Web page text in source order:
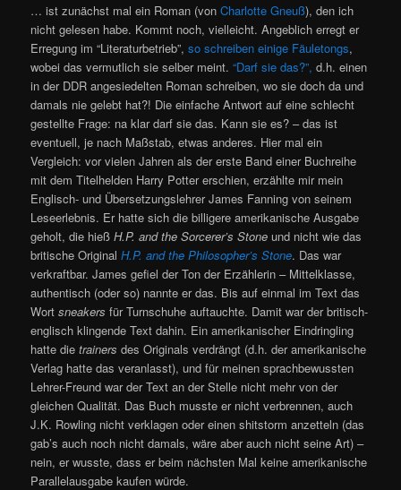
… ist zunächst mal ein Roman (vonCharlotte Gneuß), den ich
nicht gelesen habe. Kommt noch, vielleicht. Angeblich erregt er
Erregung im “Literaturbetrieb”,so schreiben einige Fäuletongs,
wobei das vermutlich sie selber meint.“Darf sie das?”, d.h. einen
in der DDR angesiedelten Roman schreiben, wo sie doch da und
damals nie gelebt hat?! Die einfache Antwort auf eine schlecht
gestellte Frage: na klar darf sie das. Kann sie es? – das ist
eventuell, je nach Maßstab, etwas anderes. Hier mal ein
Vergleich: vor vielen Jahren als der erste Band einer Buchreihe
mit dem Titelhelden Harry Potter erschien, erzählte mir mein
Englisch- und Übersetzungslehrer James Fanning von seinem
Leseerlebnis. Er hatte sich die billigere amerikanische Ausgabe
geholt, die hießH.P. and the Sorcerer’s Stone und nicht wie das
britische OriginalH.P. and the Philosopher’s Stone. Das war
verkraftbar. James gefiel der Ton der Erzählerin – Mittelklasse,
authentisch (oder so) nannte er das. Bis auf einmal im Text das
Wortsneakers für Turnschuhe auftauchte. Damit war der britisch-
englisch klingende Text dahin. Ein amerikanischer Eindringling
hatte dietrainers des Originals verdrängt (d.h. der amerikanische
Verlag hatte das veranlasst), und für meinen sprachbewussten
Lehrer-Freund war der Text an der Stelle nicht mehr von der
gleichen Qualität. Das Buch musste er nicht verbrennen, auch
J.K. Rowling nicht verklagen oder einen shitstorm anzetteln (das
gab’s auch noch nicht damals, wäre aber auch nicht seine Art) –
nein, er wusste, dass er beim nächsten Mal keine amerikanische
Parallelausgabe kaufen würde.